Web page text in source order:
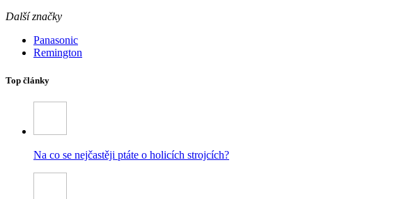
Další značky
Panasonic
Remington
Top články
Na co se nejčastěji ptáte o holicích strojcích?